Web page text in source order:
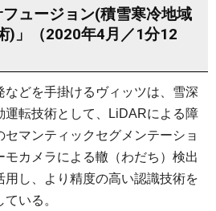
ュージョン(積雪寒冷地域
)」（2020年4月／1分12
どを手掛けるヴィッツは、雪深
運転技術として、LiDARによる障
マンティックセグメンテーショ
モカメラによる轍（わだち）検出
用し、より精度の高い認識技術を
いる。